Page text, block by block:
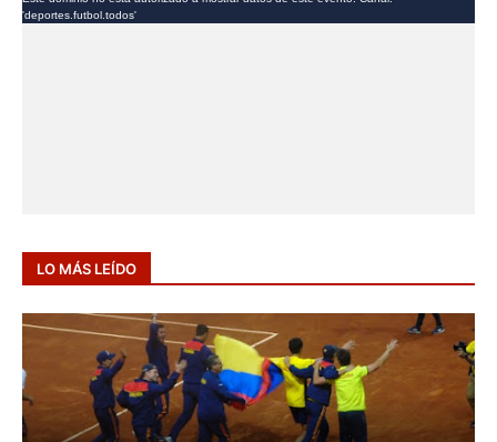
LO MÁS LEÍDO
ALEJANDRO FALLA